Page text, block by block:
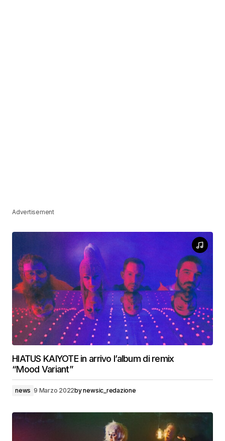
Advertisement
HIATUS KAIYOTE in arrivo l’album di remix
“Mood Variant”
news 9 Marzo 2022bynewsic_redazione